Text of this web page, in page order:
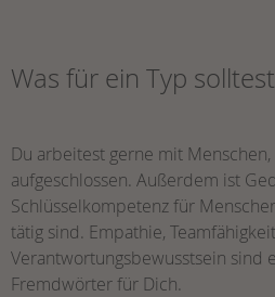
Was für ein Typ
Du arbeitest gerne mit
aufgeschlossen. Außerdem ist
Schlüsselkompetenz für
tätig sind. Empathie,
Verantwortungsbewusstsein sind
Fremdwörter für Dich.